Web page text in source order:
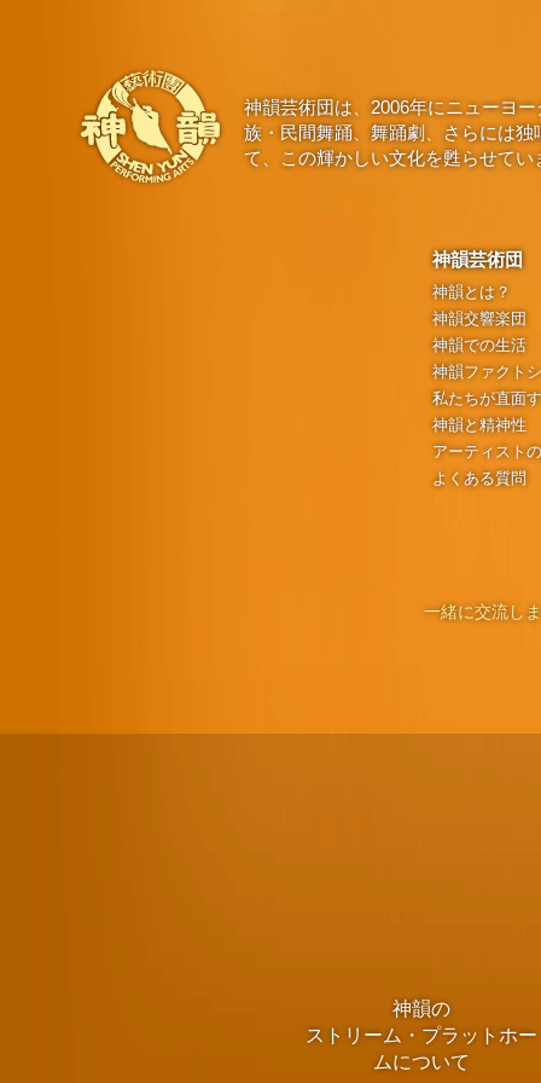
神韻芸術団は、2006年にニューヨ
族・民間舞踊、舞踊劇、さらには
て、この輝かしい文化を甦らせて
神韻芸術団
神韻とは？
神韻交響楽団
神韻での生活
神韻ファクト
私たちが直面
神韻と精神性
アーティスト
よくある質問
一緒に交流し
神韻の
ストリーム・プラットホー
ムについて